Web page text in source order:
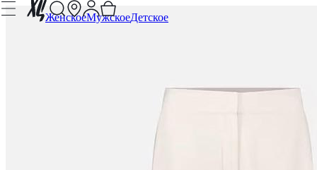
ЖенскоеМужскоеДетское